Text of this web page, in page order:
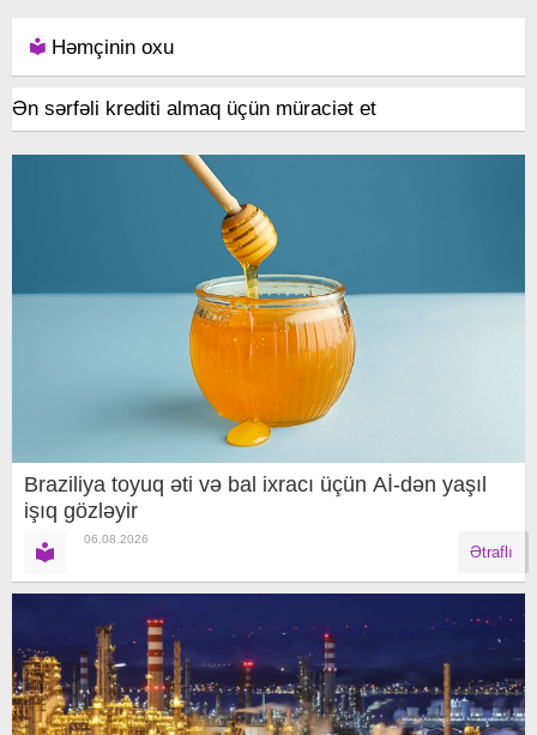
Həmçinin oxu
Ən sərfəli krediti almaq üçün müraciət et
Braziliya toyuq əti və bal ixracı üçün Aİ-dən yaşıl
işıq gözləyir
06.08.2026
Ətraflı